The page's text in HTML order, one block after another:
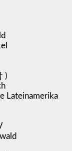
)
Lateinamerika